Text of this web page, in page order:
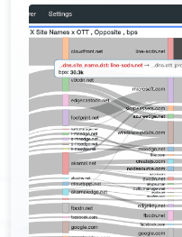
彈性多維度的巨量資料深
English
简中
日本語